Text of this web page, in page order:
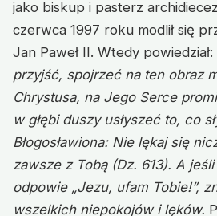
jako biskup i pasterz
czerwca 1997 roku modlił się
Jan Paweł II. Wtedy powiedział:
przyjść, spojrzeć na ten obraz
Chrystusa, na Jego Serce
w głębi duszy usłyszeć to, co
Błogosławiona: Nie lękaj się
zawsze z Tobą (Dz. 613). A
odpowie „Jezu, ufam Tobie!”,
wszelkich niepokojów i lęków.